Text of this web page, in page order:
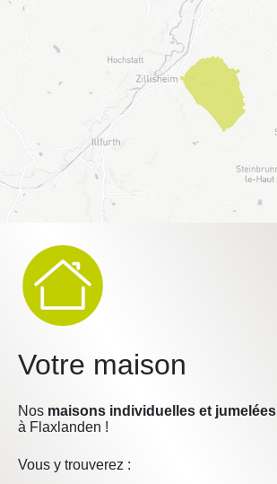
Votre maison
Nos maisons individuelles et jumelées
à Flaxlanden !
Vous y trouverez :